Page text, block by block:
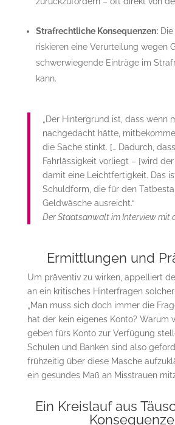
Strafrechtliche Konsequenzen:Die
riskieren eine Verurteilung wegen
schwerwiegende Einträge im
kann.
„Der Hintergrund ist, dass wenn
nachgedacht hätte,
die Sache stinkt. [… Dadurch,
Fahrlässigkeit vorliegt – [wird
damit eine Leichtfertigkeit. Das
Schuldform, die für den
Geldwäsche ausreicht.“
Der Staatsanwalt im Interview mit
Ermittlungen und
Um präventiv zu wirken, appelliert
an ein kritisches Hinterfragen
„Man muss sich doch immer die
hat der kein eigenes Konto? Warum
geben fürs Konto zur Verfügung
Schulen und Banken sind also
frühzeitig über diese Masche
ein gesundes Maß an Misstrauen
Ein Kreislauf aus